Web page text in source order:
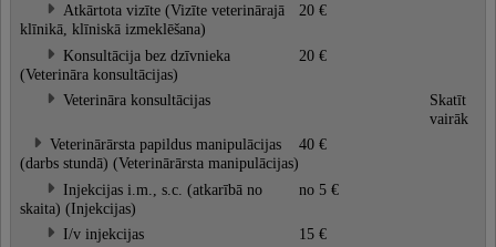
Atkārtota vizīte (Vizīte veterinārajā
klīnikā, klīniskā izmeklēšana)
20 €
Konsultācija bez dzīvnieka
(Veterināra konsultācijas)
20 €
Veterināra konsultācijas
Skatīt
vairāk
Veterinārārsta papildus manipulācijas
(darbs stundā) (Veterinārārsta manipulācijas)
40 €
Injekcijas i.m., s.c. (atkarībā no
skaita) (Injekcijas)
no 5 €
I/v injekcijas
15 €